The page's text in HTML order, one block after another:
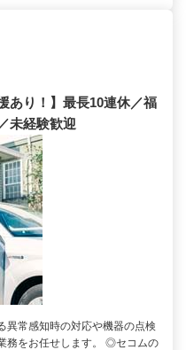
あり！】最長10連休／福
未経験歓迎
異常感知時の対応や機器の点検
務をお任せします。 ◎セコムの